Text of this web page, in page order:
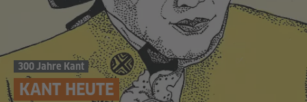
300 Jahre Kant
KANT HEUTE